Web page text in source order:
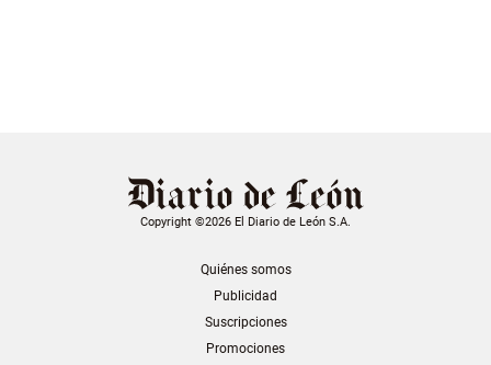
Copyright ©2026 El Diario de León S.A.
Quiénes somos
Publicidad
Suscripciones
Promociones